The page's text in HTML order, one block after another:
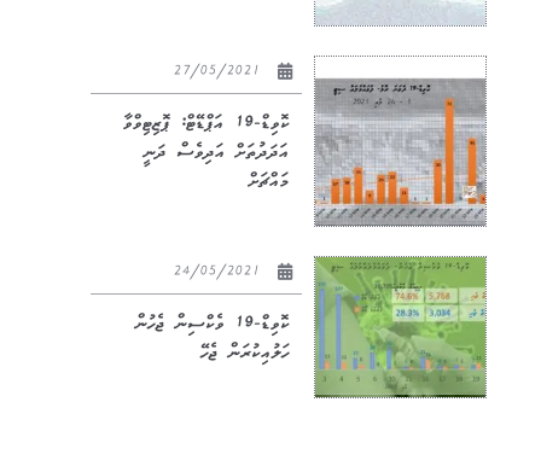
ކޮވިޑް-19 އަޕްޑޭޓް: ޕޮޒިޓިވްވާ
އަދަދުތަށް އަދިވެސް ދަނީ
މައްޗަށް
ކޮވިޑް-19 ވެކްސިން ޖެހުން
ހަލުއިކުރަން ޖެހޭ